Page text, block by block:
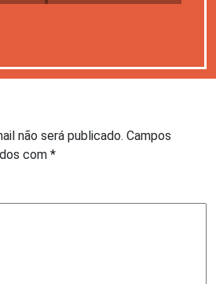
não será publicado. Campos
com *